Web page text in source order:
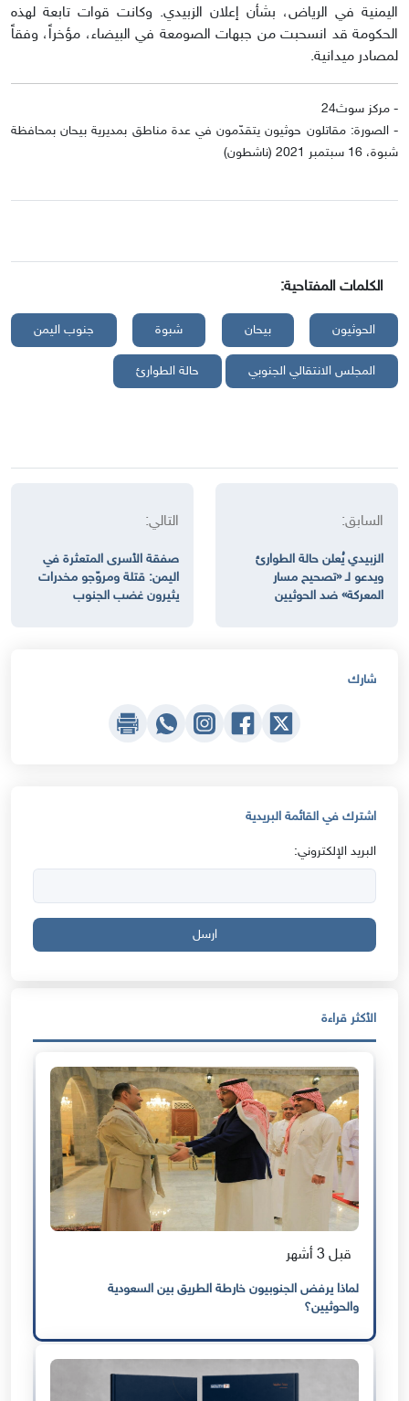
اليمنية في الرياض، بشأن إعلان الزبيدي. وكانت قوات تابعة لهذه
الحكومة قد انسحبت من جبهات الصومعة في البيضاء، مؤخراً، وفقاً
لمصادر ميدانية.
- مركز سوث24
- الصورة: مقاتلون حوثيون يتقدّمون في عدة مناطق بمديرية بيحان بمحافظة
شبوة، 16 سبتمبر 2021 (ناشطون)
الكلمات المفتاحية:
الحوثيون بيحان شبوة جنوب اليمن
المجلس الانتقالي الجنوبي حالة الطوارئ
السابق:
الزبيدي يُعلن حالة الطوارئ
ويدعو لـ «تصحيح مسار
المعركة» ضد الحوثيين
التالي:
صفقة الأسرى المتعثرة في
اليمن: قتلة ومروّجو مخدرات
يثيرون غضب الجنوب
شارك
اشترك في القائمة البريدية
البريد الإلكتروني:
ارسل
الأكثر قراءة
قبل 3 أشهر
لماذا يرفض الجنوبيون خارطة الطريق بين السعودية
والحوثيين؟